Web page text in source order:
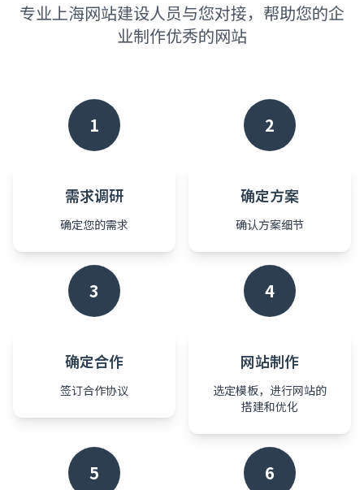
专业上海网站建设人员与您对接，帮助您的企
业制作优秀的网站
1
需求调研
确定您的需求
2
确定方案
确认方案细节
3
确定合作
签订合作协议
4
网站制作
选定模板，进行网站的
搭建和优化
5 6